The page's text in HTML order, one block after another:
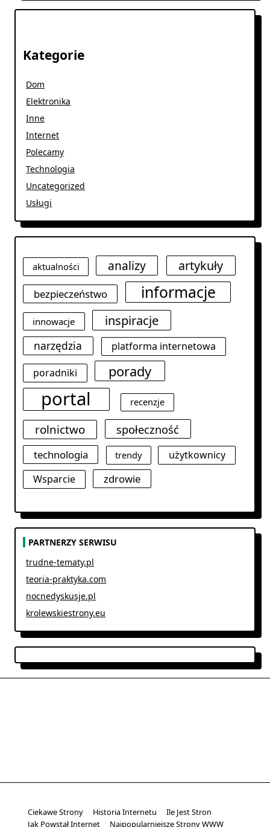
Kategorie
Dom
Elektronika
Inne
Internet
Polecamy
Technologia
Uncategorized
Usługi
aktualności analizy artykuły
bezpieczeństwo informacje
innowacje inspiracje
narzędzia
platforma internetowa
poradniki
porady
portal recenzje
rolnictwo społeczność
technologia trendy
użytkownicy
Wsparcie
zdrowie
PARTNERZY SERWISU
trudne-tematy.pl
teoria-praktyka.com
nocnedyskusje.pl
krolewskiestrony.eu
Ciekawe Strony Historia Internetu
Ile Jest Stron
Jak Powstał Internet
Najpopularniejsze Strony WWW